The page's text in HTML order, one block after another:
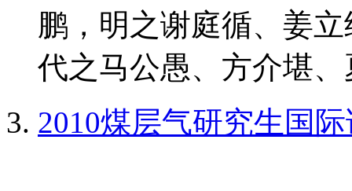
鹏，明之谢庭循、姜
代之马公愚、方介堪
2010煤层气研究生国